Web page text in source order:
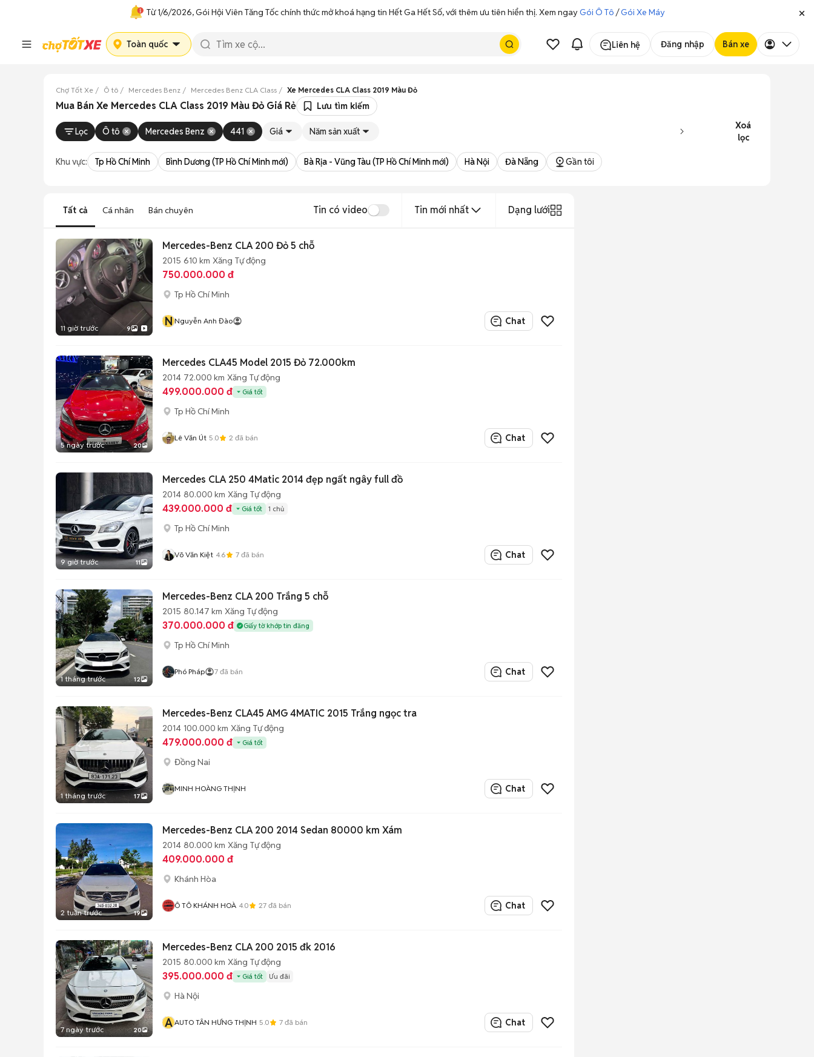
Từ 1/6/2026, Gói Hội Viên Tăng Tốc chính thức mở khoá hạng tin Hết Ga Hết Số, với thêm ưu tiên hiển thị. Xem ngayGói Ô Tô /Gói Xe Máy
Toàn quốc Liên hệ Đăng nhập Bán xe
Chợ Tốt Xe Ô tô Mercedes Benz Mercedes Benz CLA Class Xe Mercedes CLA Class 2019 Màu Đỏ
Mua Bán Xe Mercedes CLA Class 2019 Màu Đỏ Giá Rẻ Lưu tìm kiếm
Lọc Ô tô Mercedes Benz 441 Giá Năm sản xuất
Xoá
lọc
Khu vực: Tp Hồ Chí Minh Bình Dương (TP Hồ Chí Minh mới) Bà Rịa - Vũng Tàu (TP Hồ Chí Minh mới) Hà Nội Đà Nẵng Gần tôi
Tất cả Cá nhân Bán chuyên Tin có video Tin mới nhất Dạng lưới
11 giờ trước 9
Mercedes-Benz CLA 200 Đỏ 5 chỗ
2015 610 km Xăng Tự động
750.000.000 đ
Tp Hồ Chí Minh
N Nguyễn Anh Đào Chat
5 ngày trước 20
Mercedes CLA45 Model 2015 Đỏ 72.000km
2014 72.000 km Xăng Tự động
499.000.000 đ Giá tốt
Tp Hồ Chí Minh
Lê Văn Út 5.0 2 đã bán Chat
9 giờ trước 11
Mercedes CLA 250 4Matic 2014 đẹp ngất ngây full đồ
2014 80.000 km Xăng Tự động
439.000.000 đ Giá tốt 1 chủ
Tp Hồ Chí Minh
Võ Văn Kiệt 4.6 7 đã bán Chat
1 tháng trước 12
Mercedes-Benz CLA 200 Trắng 5 chỗ
2015 80.147 km Xăng Tự động
370.000.000 đ Giấy tờ khớp tin đăng
Tp Hồ Chí Minh
Phó Pháp 7 đã bán Chat
1 tháng trước 17
Mercedes-Benz CLA45 AMG 4MATIC 2015 Trắng ngọc tra
2014 100.000 km Xăng Tự động
479.000.000 đ Giá tốt
Đồng Nai
MINH HOÀNG THỊNH Chat
2 tuần trước 19
Mercedes-Benz CLA 200 2014 Sedan 80000 km Xám
2014 80.000 km Xăng Tự động
409.000.000 đ
Khánh Hòa
Ô TÔ KHÁNH HOÀ 4.0 27 đã bán Chat
7 ngày trước 20
Mercedes-Benz CLA 200 2015 đk 2016
2015 80.000 km Xăng Tự động
395.000.000 đ Giá tốt Ưu đãi
Hà Nội
A AUTO TÂN HƯNG THỊNH 5.0 7 đã bán Chat